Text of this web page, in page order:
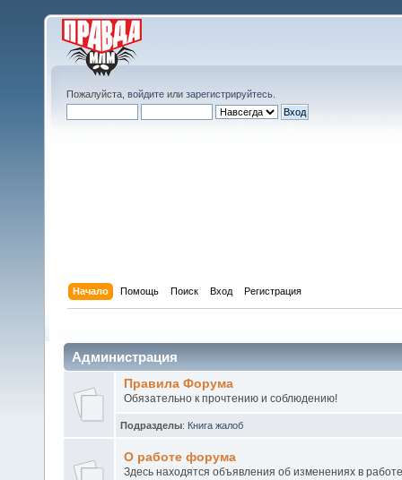
Пожалуйста, войдите или зарегистрируйтесь
Начало Помощь Поиск Вход Регистрация
Администрация
Правила Форума
Обязательно к прочтению и соблюдению!
Подразделы: Книга жалоб
О работе форума
Здесь находятся объявления об изменениях в